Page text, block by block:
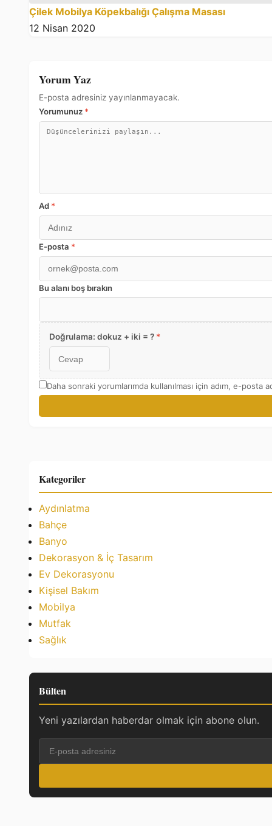
Çilek Mobilya Köpekbalığı Çalışma Masası
12 Nisan 2020
Yorum Yaz
E-posta adresiniz yayınlanmayacak.
Yorumunuz *
Ad *
E-posta *
Bu alanı boş bırakın
Doğrulama: dokuz + iki = ? *
Daha sonraki yorumlarımda kullanılması için adım, e-
Kategoriler
Aydınlatma
Bahçe
Banyo
Dekorasyon & İç Tasarım
Ev Dekorasyonu
Kişisel Bakım
Mobilya
Mutfak
Sağlık
Bülten
Yeni yazılardan haberdar olmak için abone olun.